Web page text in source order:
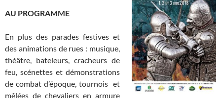
AU PROGRAMME
En plus des parades festives et
des animations de rues : musique,
théâtre, bateleurs, cracheurs de
feu, scénettes et démonstrations
de combat d’époque, tournois et
mêlées de chevaliers en armure